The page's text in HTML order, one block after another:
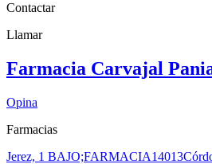
Contactar
Llamar
Farmacia Carvajal
Opina
Farmacias
Jerez, 1 BAJO;FARMACIA14013